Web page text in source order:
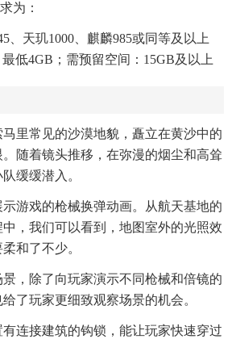
为：
、天玑1000、麒麟985或同等及以上
低4GB；需预留空间：15GB及以上
里常见的沙漠地貌，矗立在黄沙中的
随着镜头推移，在弥漫的烟尘和高耸
缓缓潜入。
游戏的枪械换弹动画。从航天基地的
，我们可以看到，地图室外的光照效
和了不少。
，除了向玩家演示不同枪械和倍镜的
了玩家更细致观察场景的机会。
连接建筑的钩锁，能让玩家快速穿过